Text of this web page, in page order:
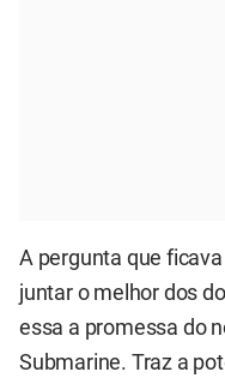
A pergunta que
juntar o melhor dos
essa a promessa do
Submarine. Traz a